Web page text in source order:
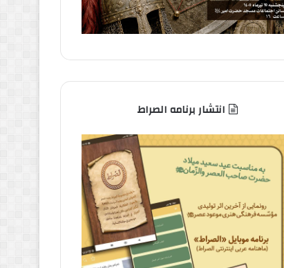
انتشار برنامه الصراط